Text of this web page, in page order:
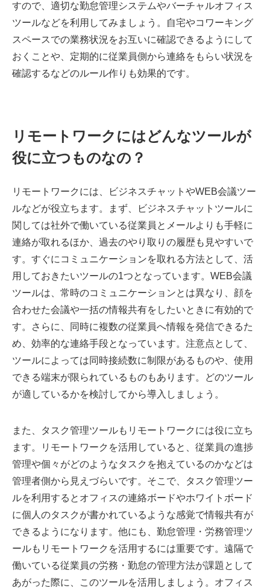
すので、適切な勤怠管理システムやバーチャルオフィス
ツールなどを利用してみましょう。自宅やコワーキング
スペースでの業務状況をお互いに確認できるようにして
おくことや、定期的に従業員側から連絡をもらい状況を
確認するなどのルール作りも効果的です。
リモートワークにはどんなツールが
役に立つものなの？
リモートワークには、ビジネスチャットやWEB会議ツー
ルなどが役立ちます。まず、ビジネスチャットツールに
関しては社外で働いている従業員とメールよりも手軽に
連絡が取れるほか、過去のやり取りの履歴も見やすいで
す。すぐにコミュニケーションを取れる方法として、活
用しておきたいツールの1つとなっています。WEB会議
ツールは、常時のコミュニケーションとは異なり、顔を
合わせた会議や一括の情報共有をしたいときに有効的で
す。さらに、同時に複数の従業員へ情報を発信できるた
め、効率的な連絡手段となっています。注意点として、
ツールによっては同時接続数に制限があるものや、使用
できる端末が限られているものもあります。どのツール
が適しているかを検討してから導入しましょう。
また、タスク管理ツールもリモートワークには役に立ち
ます。リモートワークを活用していると、従業員の進捗
管理や個々がどのようなタスクを抱えているのかなどは
管理者側から見えづらいです。そこで、タスク管理ツー
ルを利用するとオフィスの連絡ボードやホワイトボード
に個人のタスクが書かれているような感覚で情報共有が
できるようになります。他にも、勤怠管理・労務管理ツ
ールもリモートワークを活用するには重要です。遠隔で
働いている従業員の労務・勤怠の管理方法が課題として
あがった際に、このツールを活用しましょう。オフィス